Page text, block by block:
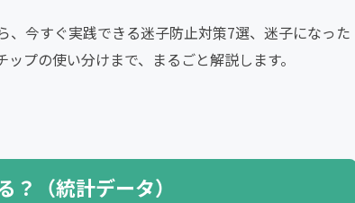
、今すぐ実践できる迷子防止対策7選、迷子になった
プの使い分けまで、まるごと解説します。
（統計データ）